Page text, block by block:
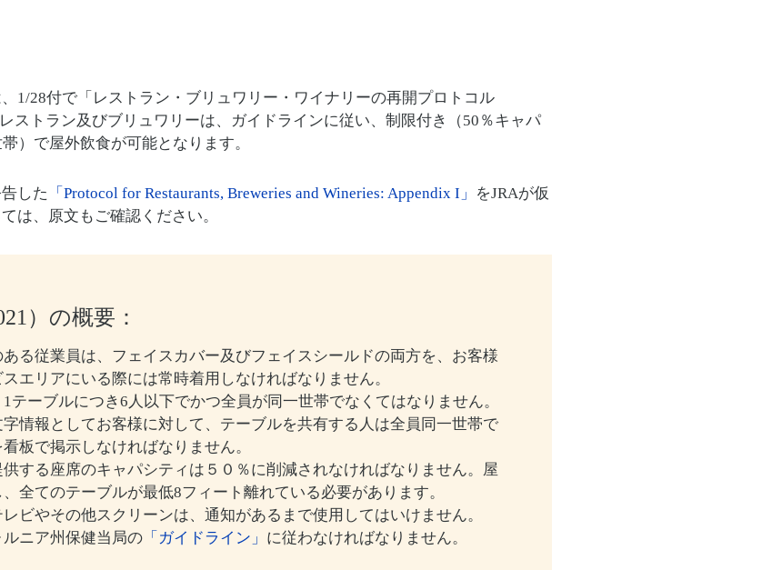
1/28付で「レストラン・ブリュワリー・ワイナリーの再開プロトコル
ストラン及びブリュワリーは、ガイドラインに従い、制限付き（50％キャパ
）で屋外飲食が可能となります。
した 「Protocol for Restaurants, Breweries and Wineries: Appendix I」
をJRAが仮
は、原文もご確認ください。
）の概要：
る従業員は、フェイスカバー及びフェイスシールドの両方を、お客様
エリアにいる際には常時着用しなければなりません。
テーブルにつき6人以下でかつ全員が同一世帯でなくてはなりません。
情報としてお客様に対して、テーブルを共有する人は全員同一世帯で
板で掲示しなければなりません。
する座席のキャパシティは５０％に削減されなければなりません。屋
全てのテーブルが最低8フィート離れている必要があります。
ビやその他スクリーンは、通知があるまで使用してはいけません。
ニア州保健当局の 「ガイドライン」 に従わなければなりません。